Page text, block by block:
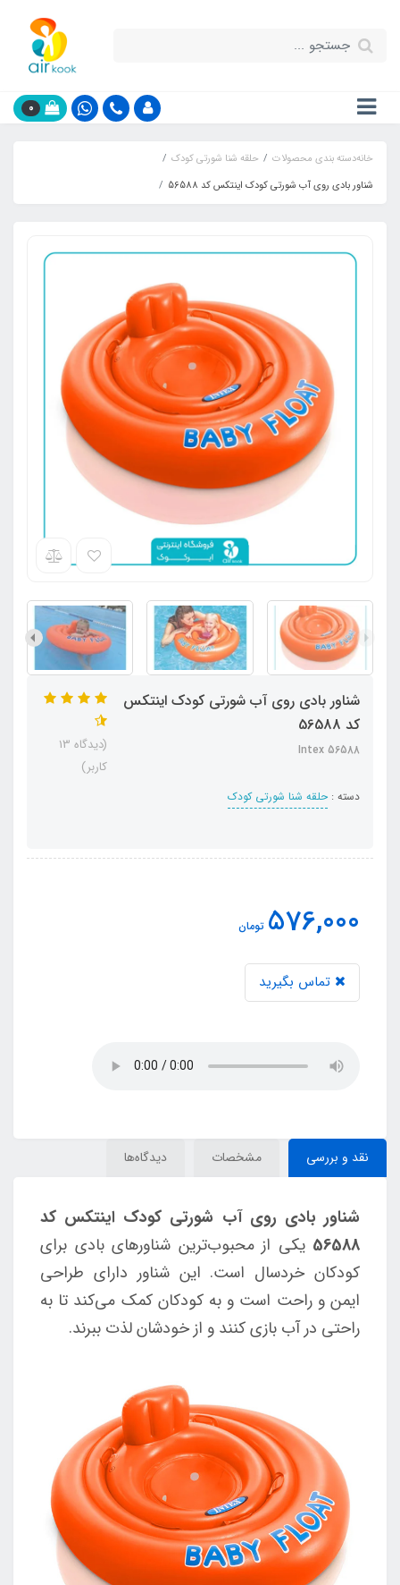
0
خانهدسته بندی محصولات
حلقه شنا شورتی کودک
شناور بادی روی آب شورتی کودک اینتکس کد 56588
شناور بادی روی آب شورتی کودک اینتکس
کد 56588
Intex 56588
دسته : حلقه شنا شورتی کودک
(دیدگاه 13
کاربر)
576,000 تومان
تماس بگیرید
نقد و بررسی مشخصات دیدگاه‌ها
شناور بادی روی آب شورتی کودک اینتکس کد
56588 یکی از محبوب‌ترین شناورهای بادی برای
کودکان خردسال است. این شناور دارای طراحی
ایمن و راحت است و به کودکان کمک می‌کند تا به
راحتی در آب بازی کنند و از خودشان لذت ببرند.